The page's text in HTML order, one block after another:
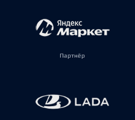
Партнёр